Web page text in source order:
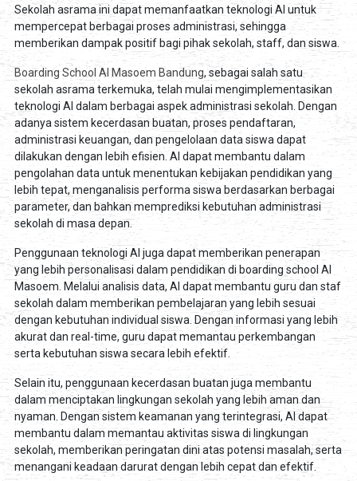
Sekolah asrama ini dapat memanfaatkan teknologi AI untuk
mempercepat berbagai proses administrasi, sehingga
memberikan dampak positif bagi pihak sekolah, staff, dan siswa.
Boarding School Al Masoem Bandung, sebagai salah satu
sekolah asrama terkemuka, telah mulai mengimplementasikan
teknologi AI dalam berbagai aspek administrasi sekolah. Dengan
adanya sistem kecerdasan buatan, proses pendaftaran,
administrasi keuangan, dan pengelolaan data siswa dapat
dilakukan dengan lebih efisien. AI dapat membantu dalam
pengolahan data untuk menentukan kebijakan pendidikan yang
lebih tepat, menganalisis performa siswa berdasarkan berbagai
parameter, dan bahkan memprediksi kebutuhan administrasi
sekolah di masa depan.
Penggunaan teknologi AI juga dapat memberikan penerapan
yang lebih personalisasi dalam pendidikan di boarding school Al
Masoem. Melalui analisis data, AI dapat membantu guru dan staf
sekolah dalam memberikan pembelajaran yang lebih sesuai
dengan kebutuhan individual siswa. Dengan informasi yang lebih
akurat dan real-time, guru dapat memantau perkembangan
serta kebutuhan siswa secara lebih efektif.
Selain itu, penggunaan kecerdasan buatan juga membantu
dalam menciptakan lingkungan sekolah yang lebih aman dan
nyaman. Dengan sistem keamanan yang terintegrasi, AI dapat
membantu dalam memantau aktivitas siswa di lingkungan
sekolah, memberikan peringatan dini atas potensi masalah, serta
menangani keadaan darurat dengan lebih cepat dan efektif.